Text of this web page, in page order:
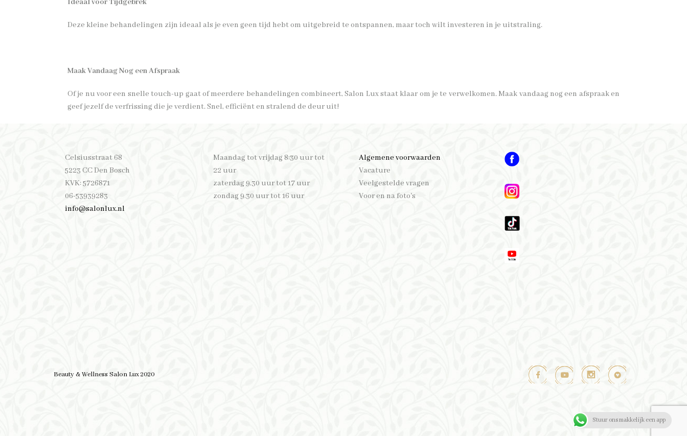
Ideaal voor Tijdgebrek
Deze kleine behandelingen zijn ideaal als je even geen tijd hebt om uitgebreid te ontspannen, maar toch wilt investeren in je uitstraling.
Maak Vandaag Nog een Afspraak
Of je nu voor een snelle touch-up gaat of meerdere behandelingen combineert, Salon Lux staat klaar om je te verwelkomen. Maak vandaag nog een afspraak en
geef jezelf de verfrissing die je verdient. Snel, efficiënt en stralend de deur uit!
​Celsiusstraat 68
5223 CC Den Bosch
KVK: 5726871
06-53939283
info@salonlux.nl
​Maandag tot vrijdag 8:30 uur tot
22 uur
zaterdag 9.30 uur tot 17 uur
zondag 9.30 uur tot 16 uur
Algemene voorwaarden
Vacature
Veelgestelde vragen
Voor en na foto's
Beauty & Wellness Salon Lux 2020
Stuur ons makkelijk een app